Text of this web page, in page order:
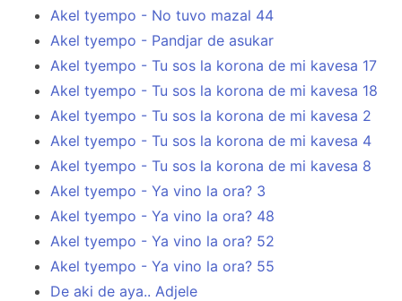
Akel tyempo - No tuvo mazal 44
Akel tyempo - Pandjar de asukar
Akel tyempo - Tu sos la korona de mi kavesa 17
Akel tyempo - Tu sos la korona de mi kavesa 18
Akel tyempo - Tu sos la korona de mi kavesa 2
Akel tyempo - Tu sos la korona de mi kavesa 4
Akel tyempo - Tu sos la korona de mi kavesa 8
Akel tyempo - Ya vino la ora? 3
Akel tyempo - Ya vino la ora? 48
Akel tyempo - Ya vino la ora? 52
Akel tyempo - Ya vino la ora? 55
De aki de aya.. Adjele